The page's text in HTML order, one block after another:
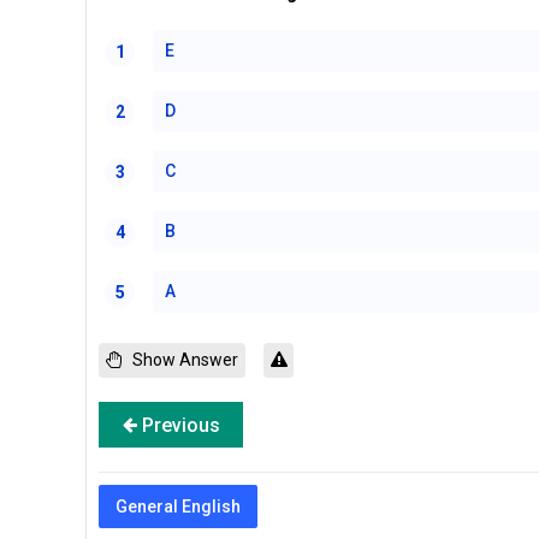
1 E
2 D
3 C
4 B
5 A
Show Answer
Previous
General English